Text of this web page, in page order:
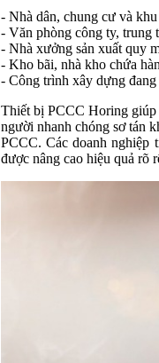
- Nhà dân, chung cư và
- Văn phòng công ty, trung
- Nhà xưởng sản xuất quy
- Kho bãi, nhà kho chứa
- Công trình xây dựng
Thiết bị PCCC Horing giúp
người nhanh chóng sơ tán
PCCC. Các doanh nghiệp
được nâng cao hiệu quả rõ